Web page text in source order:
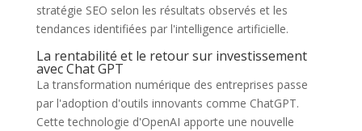
stratégie SEO selon les résultats observés et les
tendances identifiées par l'intelligence artificielle.
La rentabilité et le retour sur investissement
avec Chat GPT
La transformation numérique des entreprises passe
par l'adoption d'outils innovants comme ChatGPT.
Cette technologie d'OpenAI apporte une nouvelle